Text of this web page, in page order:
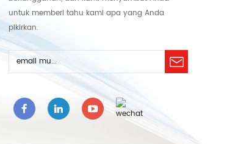
untuk memberi tahu kami apa yang Anda
pikirkan.